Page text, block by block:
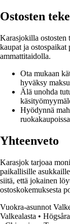
Ostosten
Karasjokilla ostosten
kaupat ja ostospaikat
ammattitaidolla.
Ota mukaan
hyväksy
Älä unohda
Hyödynnä
Yhteenveto
Karasjok tarjoaa
paikallisille
siitä, että jokainen
ostoskokemuksesta
Vuokra-asunnot
Valkealasta •